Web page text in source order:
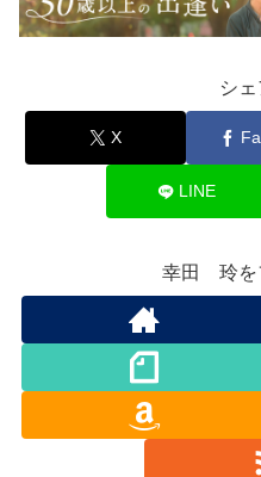
シ
X
LINE
幸田 玲を